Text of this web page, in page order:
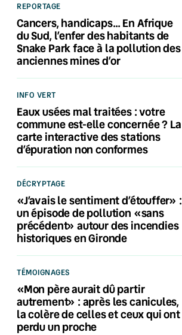
REPORTAGE
Cancers, handicaps… En Afrique
du Sud, l’enfer des habitants de
Snake Park face à la pollution des
anciennes mines d’or
INFO VERT
Eaux usées mal traitées : votre
commune est-elle concernée ? La
carte interactive des stations
d’épuration non conformes
DÉCRYPTAGE
«J’avais le sentiment d’étouffer» :
un épisode de pollution «sans
précédent» autour des incendies
historiques en Gironde
TÉMOIGNAGES
«Mon père aurait dû partir
autrement» : après les canicules,
la colère de celles et ceux qui ont
perdu un proche